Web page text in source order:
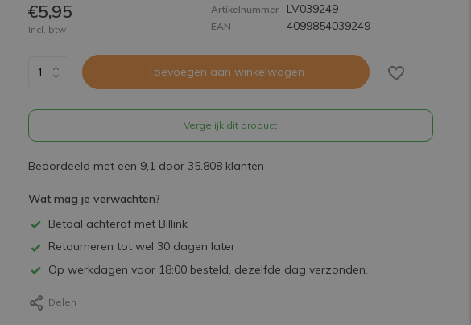
€5,95
Incl. btw
Artikelnummer LV039249
EAN 4099854039249
Toevoegen aan winkelwagen
Vergelijk dit product
Beoordeeld met een 9,1 door 35.808 klanten
Wat mag je verwachten?
Betaal achteraf met Billink
Retourneren tot wel 30 dagen later
Op werkdagen voor 18:00 besteld, dezelfde dag verzonden.
Delen